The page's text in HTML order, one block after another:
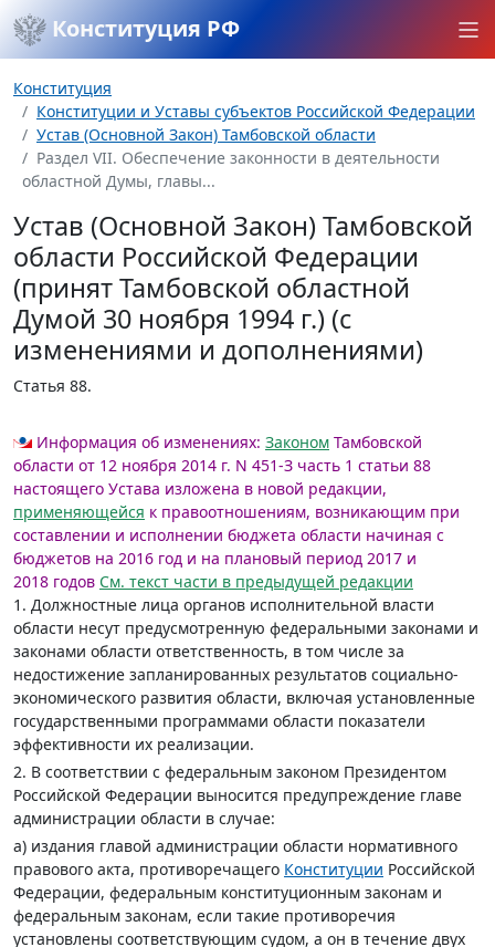
Конституция РФ
Конституция
Конституции и Уставы субъектов Российской Федерации
Устав (Основной Закон) Тамбовской области
Раздел VII. Обеспечение законности в деятельности
областной Думы, главы...
Устав (Основной Закон) Тамбовской
области Российской Федерации
(принят Тамбовской областной
Думой 30 ноября 1994 г.) (с
изменениями и дополнениями)
Статья 88.
Информация об изменениях: Законом Тамбовской
области от 12 ноября 2014 г. N 451-З часть 1 статьи 88
настоящего Устава изложена в новой редакции,
применяющейся к правоотношениям, возникающим при
составлении и исполнении бюджета области начиная с
бюджетов на 2016 год и на плановый период 2017 и
2018 годов См. текст части в предыдущей редакции
1. Должностные лица органов исполнительной власти
области несут предусмотренную федеральными законами и
законами области ответственность, в том числе за
недостижение запланированных результатов социально-
экономического развития области, включая установленные
государственными программами области показатели
эффективности их реализации.
2. В соответствии с федеральным законом Президентом
Российской Федерации выносится предупреждение главе
администрации области в случае:
а) издания главой администрации области нормативного
правового акта, противоречащего Конституции Российской
Федерации, федеральным конституционным законам и
федеральным законам, если такие противоречия
установлены соответствующим судом, а он в течение двух